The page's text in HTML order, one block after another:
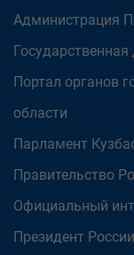
Администрация
Портал органов
области
Парламент
Правительство
Официальный
Президент России